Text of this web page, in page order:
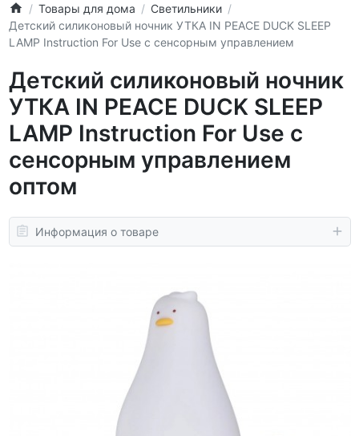
Товары для дома
Светильники
Детский силиконовый ночник УТКА IN PEACE DUCK SLEEP
LAMP Instruction For Use с сенсорным управлением
Детский силиконовый ночник
УТКА IN PEACE DUCK SLEEP
LAMP Instruction For Use с
сенсорным управлением
оптом
Информация о товаре